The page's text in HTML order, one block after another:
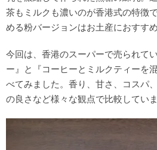
茶もミルクも濃いのが香港式の特徴
める粉バージョンはお土産におすすめ
今回は、香港のスーパーで売られて
ー』と『コーヒーとミルクティーを
べてみました。香り、甘さ、コスパ
の良さなど様々な観点で比較していま